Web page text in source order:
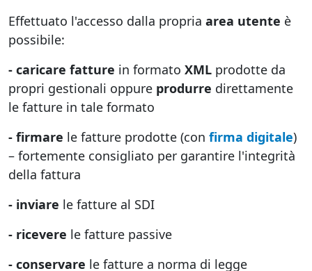
Effettuato l'accesso dalla propria area utente è
possibile:
- caricare fatture in formato XML prodotte da
propri gestionali oppure produrre direttamente
le fatture in tale formato
- firmare le fatture prodotte (con firma digitale)
– fortemente consigliato per garantire l'integrità
della fattura
- inviare le fatture al SDI
- ricevere le fatture passive
- conservare le fatture a norma di legge